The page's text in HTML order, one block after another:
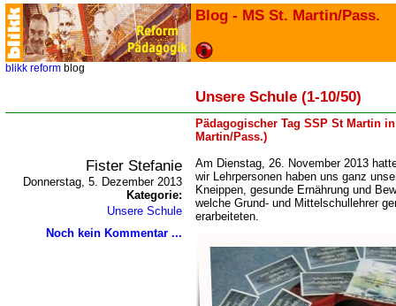
Blog - MS St. Martin/Pass.
blikk reform blog
Unsere Schule (1-10/50)
Pädagogischer Tag SSP St Martin
Martin/Pass.)
Fister Stefanie
Donnerstag, 5. Dezember 2013
Kategorie:
Unsere Schule
Noch kein Kommentar ...
Am Dienstag, 26. November 2013
wir Lehrpersonen haben uns ganz
Kneippen, gesunde Ernährung und
welche Grund- und Mittelschullehrer
erarbeiteten.